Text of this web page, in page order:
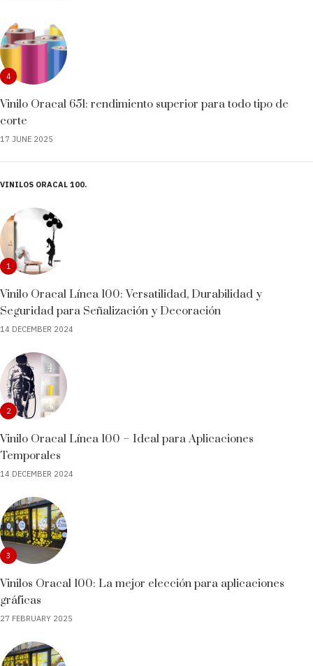
4
Vinilo Oracal 651: rendimiento superior para todo tipo de
corte
17 JUNE 2025
VINILOS ORACAL 100
1
Vinilo Oracal Línea 100: Versatilidad, Durabilidad y
Seguridad para Señalización y Decoración
14 DECEMBER 2024
2
Vinilo Oracal Línea 100 – Ideal para Aplicaciones
Temporales
14 DECEMBER 2024
3
Vinilos Oracal 100: La mejor elección para aplicaciones
gráficas
27 FEBRUARY 2025